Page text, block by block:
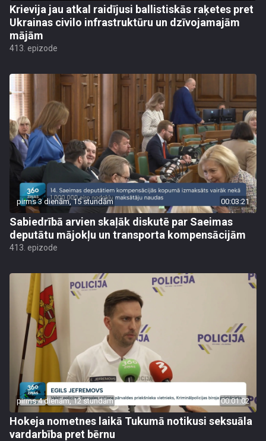
Krievija jau atkal raidījusi ballistiskās raķetes pret
Ukrainas civilo infrastruktūru un dzīvojamajām
mājām
413. epizode
pirms 3 dienām, 15 stundām 00:03:21
Sabiedrībā arvien skaļāk diskutē par Saeimas
deputātu mājokļu un transporta kompensācijām
413. epizode
pirms 4 dienām, 12 stundām 00:01:02
Hokeja nometnes laikā Tukumā notikusi seksuāla
vardarbība pret bērnu